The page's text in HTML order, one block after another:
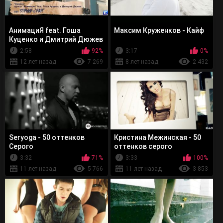
АнимациЯ feat. Гоша
Куценко и Дмитрий Дюжев
- Родина (OST Курьер из
рая)
2:58
92%
12 лет назад
7 269
Максим Круженков - Кайф
3:17
0%
8 лет назад
2 432
Seryoga - 50 оттенков
Серого
3:32
71%
11 лет назад
5 766
Кристина Межинская - 50
оттенков серого
3:33
100%
11 лет назад
3 853